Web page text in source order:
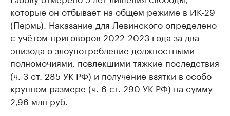
Крупные организации в
нефтегазовой промышленности
Найдите и проверьте данные в каталоге Посмотрите
которые он отбывает на общем режиме в ИК-29
(Пермь). Наказание для Левинского определено
с учётом приговоров 2022-2023 года за два
эпизода о злоупотребление должностными
полномочиями, повлекшими тяжкие последствия
(ч. 3 ст. 285 УК РФ) и получение взятки в особо
крупном размере (ч. 6 ст. 290 УК РФ) на сумму
2,96 млн руб.